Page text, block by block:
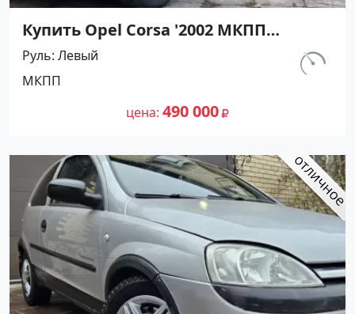
Купить Opel Corsa '2002 МКПП
(1200/75 л.с.) Бензин инжектор
Армавир цвет Черный Хетчбэк по
цене 490000 рублей, объявление
№27490 на сайте Авторынок23
км.
Руль Левый
МКПП
цена 490 000